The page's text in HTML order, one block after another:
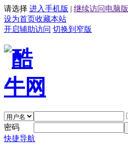
请选择 进入手机版 | 继续访问电脑版
设为首页收藏本站
开启辅助访问 切换到窄版
密码
快捷导航